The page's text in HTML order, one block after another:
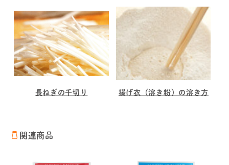
長ねぎの千切り 揚げ衣（溶き粉）の溶き方
関連商品